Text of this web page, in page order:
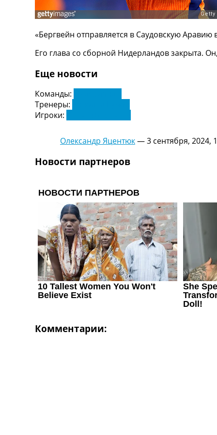
UA
Categories
Главная
Новости футбола
Новости футбола Украины
Конкурс прогнозов
Рейтинги
Турниры
Чемпионат Мира
Украина. Премьер-Лига
Украина. Первая Лига
Лига Чемпионов
Англия. Премьер Лига
Испания. Ла Лига
Другие Турниры >>>
Таблицы
Таблицы групп Чемпионата Мира
Украина. Премьер-Лига
Англия. Премьер-Лига
«Бергвейн отправляется в Саудовскую
Его глава со сборной Нидерландов закрыта.
Еще новости
Команды:
Тренеры:
Игроки:
Олександр Яцентюк—3 сентября, 2024,
Новости партнеров
Комментарии: